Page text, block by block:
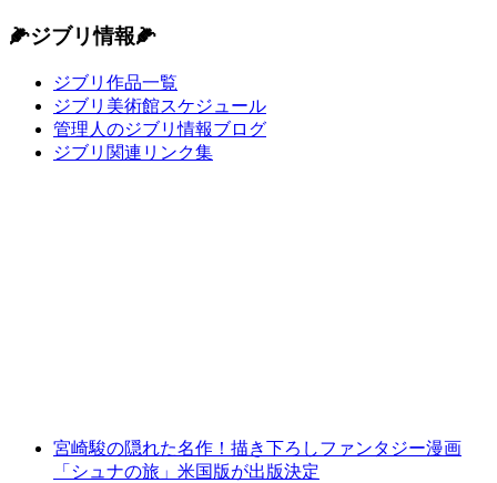
🌽ジブリ情報🌽
ジブリ作品一覧
ジブリ美術館スケジュール
管理人のジブリ情報ブログ
ジブリ関連リンク集
宮崎駿の隠れた名作！描き下ろしファンタジー漫画
「シュナの旅」米国版が出版決定